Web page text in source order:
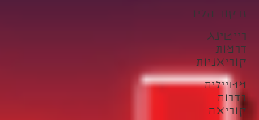
זרקור הליו
רייטינג
דרמות
קוריאניות
מטיילים
בדרום
קוריאה